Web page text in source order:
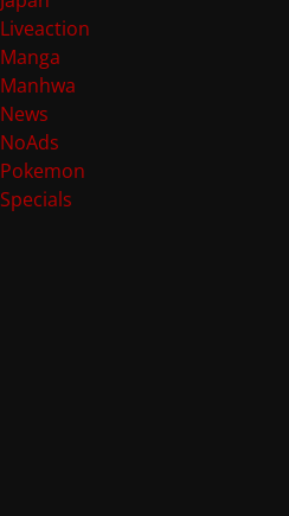
Liveaction
Manga
Manhwa
News
NoAds
Pokemon
Specials